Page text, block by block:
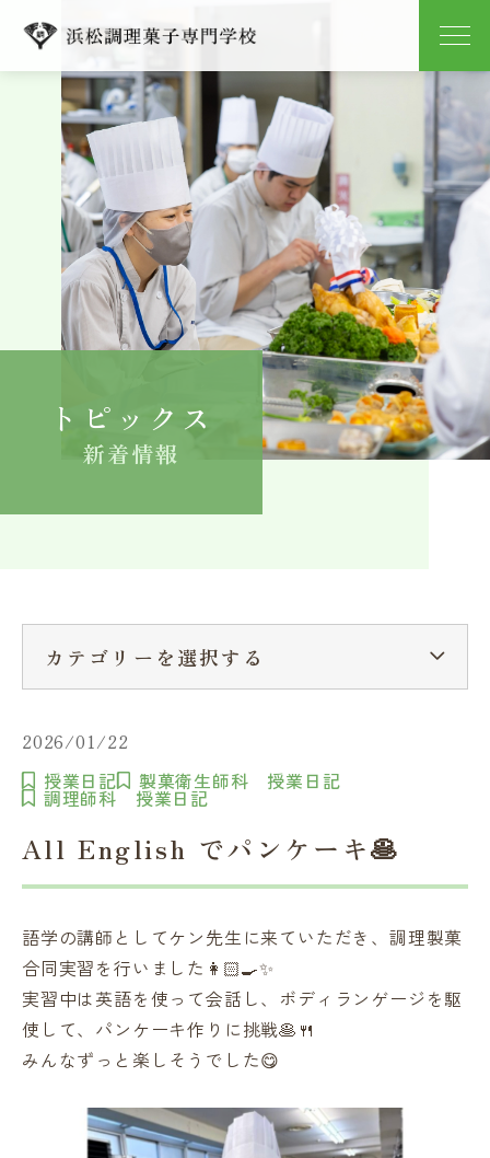
学校紹介
学科紹介
キャンパスライフ
就職
よくある質問
卒業生の方へ在学生へ一般の方へ（教室・講習会）
トピックス
新着情報
2026/01/22
授業日記 製菓衛生師科 授業日記
調理師科 授業日記
All English でパンケーキ🥞
語学の講師としてケン先生に来ていただき、調理製菓
合同実習を行いました👩🏻‍🍳✨
実習中は英語を使って会話し、ボディランゲージを駆
使して、パンケーキ作りに挑戦🥞🍴
みんなずっと楽しそうでした😋
カテゴリーを選択する